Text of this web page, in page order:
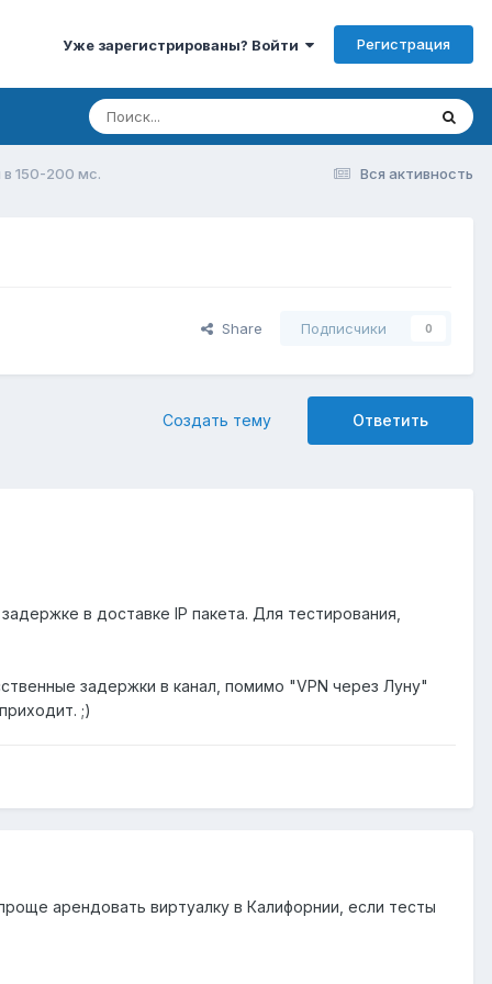
Уже зарегистрированы? Войти Регистрация
Вся активность
150-200 мс.
Share Подписчики 0
Ответить
Создать тему
в доставке IP пакета. Для тестирования,
задержки в канал, помимо "VPN через Луну"
;)
арендовать виртуалку в Калифорнии, если тесты